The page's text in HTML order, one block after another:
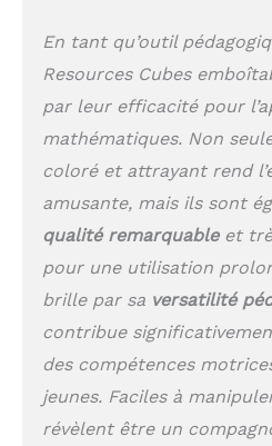
En tant qu’outil
Resources Cubes
par leur efficacité pour
mathématiques. Non
coloré et attrayant rend
amusante, mais ils sont
qualité remarquableet
pour une utilisation
brille par sa versatilité
contribue
des compétences
jeunes. Faciles à
révèlent être un